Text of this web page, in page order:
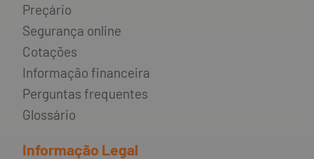
Preçário
Segurança online
Cotações
Informação financeira
Perguntas frequentes
Glossário
Informação Legal